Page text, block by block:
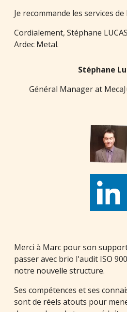
Je recommande les services de
Cordialement, Stéphane
Ardec Metal.
Stéphane
Général Manager at
Merci à Marc pour son
passer avec brio l'audit ISO
notre nouvelle structure.
Ses compétences et ses
sont de réels atouts pour